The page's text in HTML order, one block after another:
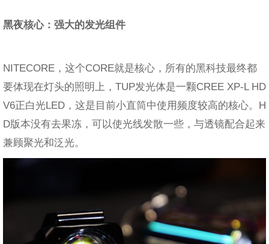
黑夜核心：强大的发光组件
NITECORE，这个CORE就是核心，所有的黑科技最终都
要体现在灯头的照明上，TUP发光体是一颗CREE XP-L HD
V6正白光LED，这是目前小直筒中使用频度较高的核心。H
D版本没有去果冻，可以使光线发散一些，与透镜配合起来
兼顾聚光和泛光。